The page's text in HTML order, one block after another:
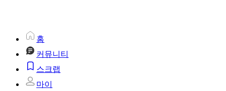
홈
커뮤니티
스크랩
마이